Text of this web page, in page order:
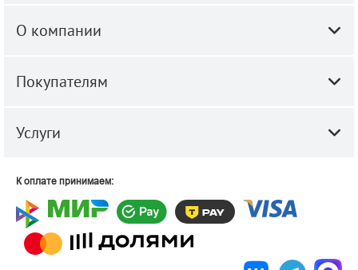
О компании
Покупателям
Услуги
К оплате принимаем: